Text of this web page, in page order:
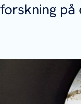
forskning på